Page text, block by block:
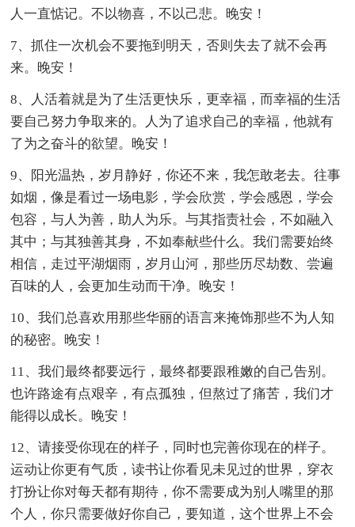
人一直惦记。不以物喜，不以己悲。晚安！
7、抓住一次机会不要拖到明天，否则失去了就不会再
来。晚安！
8、人活着就是为了生活更快乐，更幸福，而幸福的生活
要自己努力争取来的。人为了追求自己的幸福，他就有
了为之奋斗的欲望。晚安！
9、阳光温热，岁月静好，你还不来，我怎敢老去。往事
如烟，像是看过一场电影，学会欣赏，学会感恩，学会
包容，与人为善，助人为乐。与其指责社会，不如融入
其中；与其独善其身，不如奉献些什么。我们需要始终
相信，走过平湖烟雨，岁月山河，那些历尽劫数、尝遍
百味的人，会更加生动而干净。晚安！
10、我们总喜欢用那些华丽的语言来掩饰那些不为人知
的秘密。晚安！
11、我们最终都要远行，最终都要跟稚嫩的自己告别。
也许路途有点艰辛，有点孤独，但熬过了痛苦，我们才
能得以成长。晚安！
12、请接受你现在的样子，同时也完善你现在的样子。
运动让你更有气质，读书让你看见未见过的世界，穿衣
打扮让你对每天都有期待，你不需要成为别人嘴里的那
个人，你只需要做好你自己，要知道，这个世界上不会